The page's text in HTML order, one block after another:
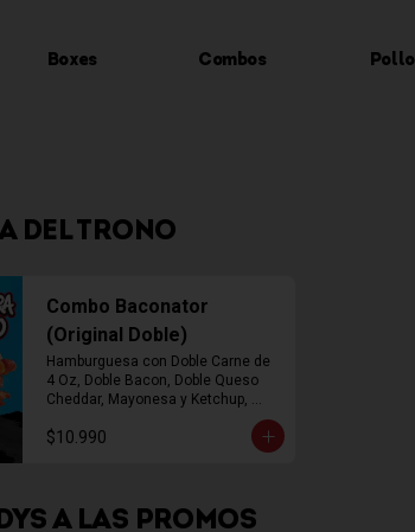
Boxes Combos Pollo
DEL TRONO
Combo Baconator
(Original Doble)
Hamburguesa con Doble Carne de
4 Oz, Doble Bacon, Doble Queso
Cheddar, Mayonesa y Ketchup,
Papas Fritas Mediana, Bebida Lata
$10.990
A LAS PROMOS